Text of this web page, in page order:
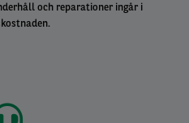
och reparationer ingår i